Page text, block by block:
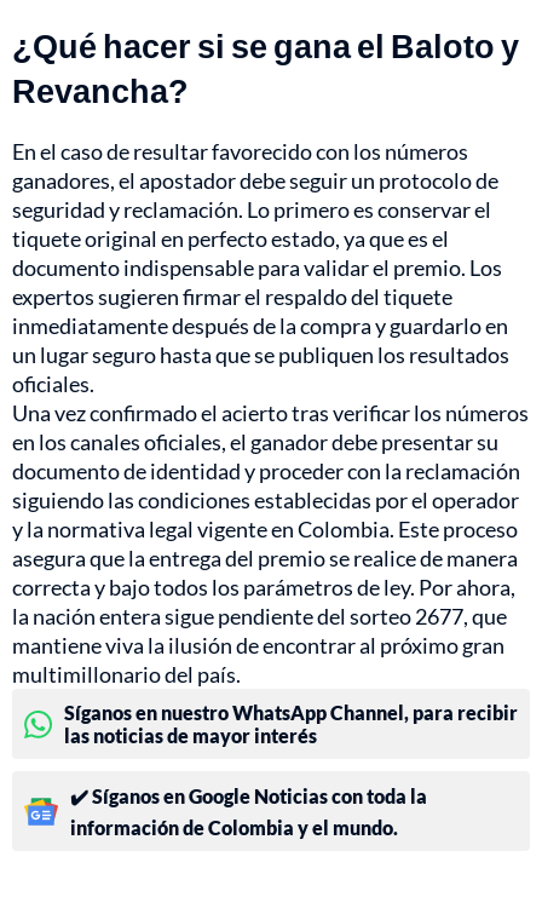
¿Qué hacer si se gana el Baloto y
Revancha?
En el caso de resultar favorecido con los números
ganadores, el apostador debe seguir un protocolo de
seguridad y reclamación. Lo primero es conservar el
tiquete original en perfecto estado, ya que es el
documento indispensable para validar el premio. Los
expertos sugieren firmar el respaldo del tiquete
inmediatamente después de la compra y guardarlo en
un lugar seguro hasta que se publiquen los resultados
oficiales.
Una vez confirmado el acierto tras verificar los números
en los canales oficiales, el ganador debe presentar su
documento de identidad y proceder con la reclamación
siguiendo las condiciones establecidas por el operador
y la normativa legal vigente en Colombia. Este proceso
asegura que la entrega del premio se realice de manera
correcta y bajo todos los parámetros de ley. Por ahora,
la nación entera sigue pendiente del sorteo 2677, que
mantiene viva la ilusión de encontrar al próximo gran
multimillonario del país.
Síganos en nuestro WhatsApp Channel, para recibir
las noticias de mayor interés
✔️ Síganos en Google Noticias con toda la
información de Colombia y el mundo.